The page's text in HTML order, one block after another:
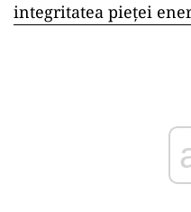
integritatea pieței